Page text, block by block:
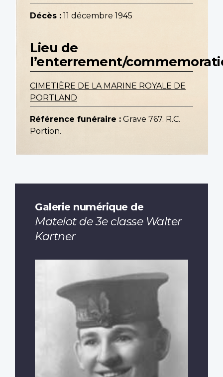
Décès : 11 décembre 1945
Lieu de
l’enterrement/
CIMETIÈRE DE LA MARINE ROYALE DE
PORTLAND
Référence funéraire : Grave 767. R.C.
Portion.
Galerie numérique de
Matelot de 3e classe Walter
Kartner